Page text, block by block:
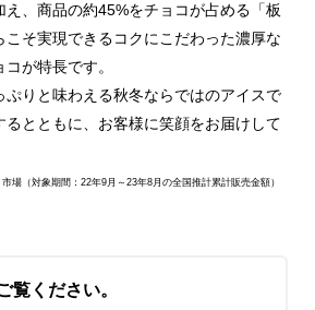
え、商品の約45%をチョコが占める「板
そ実現できるコクにこだわった濃厚な
が特長です。
ぷりと味わえる秋冬ならではのアイスで
とともに、お客様に笑顔をお届けして
場（対象期間：22年9月～23年8月の全国推計累計販売金額）
覧ください。